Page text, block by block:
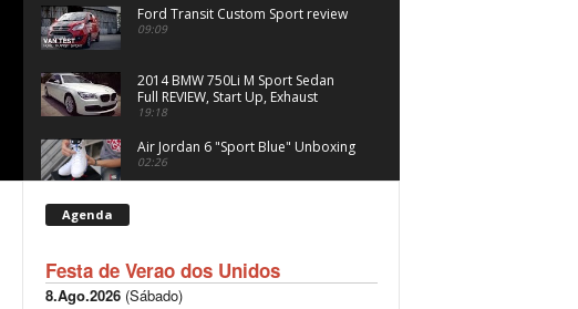
Ford Transit Custom Sport review
09:09
2014 BMW 750Li M Sport Sedan
Full REVIEW, Start Up, Exhaust
19:18
Air Jordan 6 "Sport Blue" Unboxing
02:26
Drag race: BMW X5 M50d versus
Range Rover Sport Supercharged
Agenda
Festa de Verao dos Unidos
8.Ago.2026(Sábado)